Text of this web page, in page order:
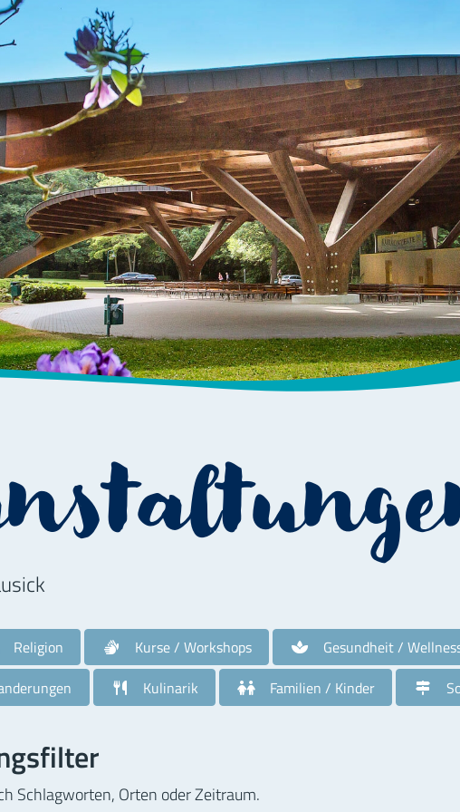
Religion Kurse / Workshops
Gesundheit /
Kulinarik Familien / Kinder
Schlagworten, Orten oder Zeitraum.